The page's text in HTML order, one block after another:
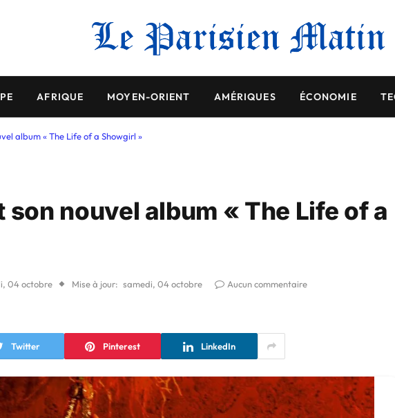
AFRIQUE MOYEN-ORIENT AMÉRIQUES ÉCONOMIE
album « The Life of a Showgirl »
nouvel album « The Life of a
04 octobre Mise à jour: samedi, 04 octobre Aucun commentaire
Twitter Pinterest LinkedIn